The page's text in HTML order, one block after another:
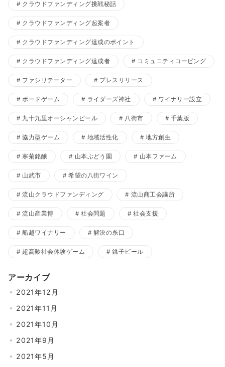
クラウドファンディング挑戦秘話
クラウドファンディング起案者
クラウドファンディング達成のポイント
クラウドファンディング達成者 コミュニティコーピング
ファシリテーター プレスリリース
ボードゲーム ライダーズ神社 ワイナリー設立
九十九里オーシャンビール 八街市 千葉版
協力型ゲーム 地域活性化 地方創生
寒菊銘醸 山本ぶどう園 山本ファーム
山武市 希望の八街ワイン
流山クラウドファンディング 流山商工会議所
流山産業博 社会問題 社会支援
船越ワイナリー 解決の糸口
超高齢社会体験ゲーム 銚子ビール
アーカイブ
2021年12月
2021年11月
2021年10月
2021年9月
2021年5月